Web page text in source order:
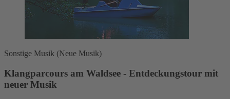
Sonstige Musik (Neue Musik)
Klangparcours am Waldsee - Entdeckungstour mit
neuer Musik